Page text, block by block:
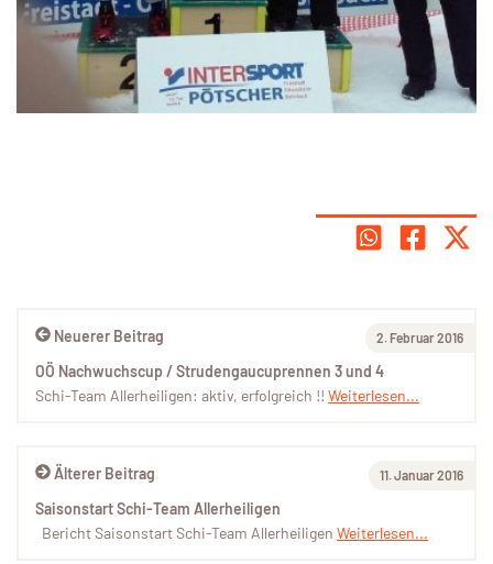
Älterer Beitrag 11. Januar 2016
Saisonstart Schi-Team Allerheiligen
Bericht Saisonstart Schi-Team Allerheiligen Weiterlesen...
Neuerer Beitrag 2. Februar 2016
OÖ Nachwuchscup / Strudengaucuprennen 3 und 4
Schi-Team Allerheiligen: aktiv, erfolgreich !! Weiterlesen...